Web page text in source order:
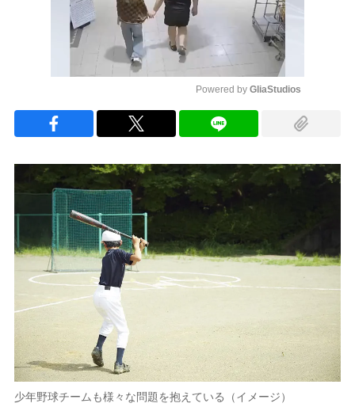
Powered by GliaStudios
少年野球チームも様々な問題を抱えている（イメージ）